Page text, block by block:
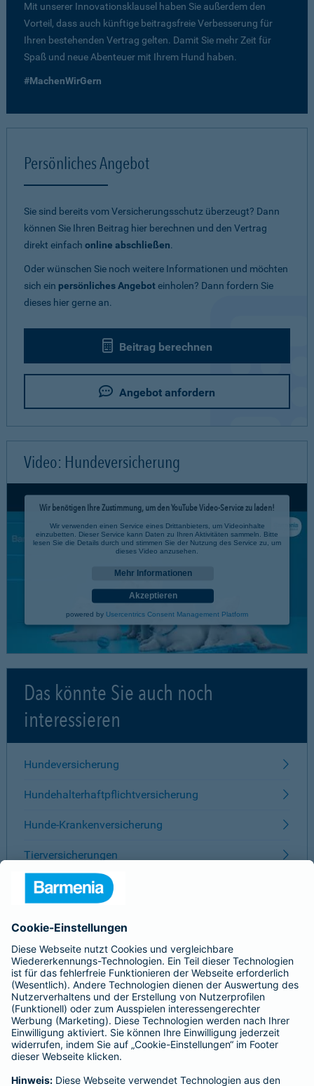
Mit unserer Innovationsklausel haben Sie außerdem den
Vorteil, dass auch künftige beitragsfreie Verbesserung für
Ihren bestehenden Vertrag gelten. Damit Sie mehr Zeit für
Spaß und neue Abenteuer mit Ihrem Hund haben.
#MachenWirGern
Persönliches Angebot
Sie sind bereits vom Versicherungsschutz überzeugt? Dann
können Sie Ihren Beitrag hier berechnen und den Vertrag
direkt einfach online abschließen.
Oder wünschen Sie noch weitere Informationen und möchten
sich ein persönliches Angeboteinholen? Dann fordern Sie
dieses hier gerne an.
Beitrag berechnen
Angebot anfordern
Video: Hundeversicherung
Wir benötigen Ihre Zustimmung, um den YouTube Video-Service zu laden!
Wir verwenden einen Service eines Drittanbieters, um Videoinhalte
einzubetten. Dieser Service kann Daten zu Ihren Aktivitäten sammeln. Bitte
lesen Sie die Details durch und stimmen Sie der Nutzung des Service zu, um
dieses Video anzusehen.
Mehr Informationen
Akzeptieren
powered by Usercentrics Consent Management Platform
Das könnte Sie auch noch
interessieren
Hundeversicherung
Hundehalterhaftpflichtversicherung
Hunde-Krankenversicherung
Tierversicherungen
ÜBER BARMENIA
Kontakt
Karriere
Presse
Unternehmen
Anfahrt
Affiliate-Partner werden
Barmenia ist Teil der BarmeniaGothaer